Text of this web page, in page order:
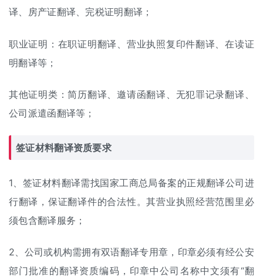
译、房产证翻译、完税证明翻译；
职业证明：在职证明翻译、营业执照复印件翻译、在读证
明翻译等；
其他证明类：简历翻译 、邀请函翻译、无犯罪记录翻译、
公司派遣函翻译等；
签证材料翻译资质要求
1、签证材料翻译需找国家工商总局备案的正规翻译公司进
行翻译，保证翻译件的合法性。其营业执照经营范围里必
须包含翻译服务；
2、公司或机构需拥有双语翻译专用章，印章必须有经公安
部门批准的翻译资质编码，印章中公司名称中文须有“翻